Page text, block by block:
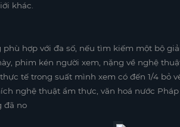
khác.
hợp với đa số, nếu tìm kiếm một bộ
phim kén người xem, nặng về nghệ
tế trong suất mình xem có đến 1/4 bỏ
nghệ thuật ẩm thực, văn hoá nước
đã no